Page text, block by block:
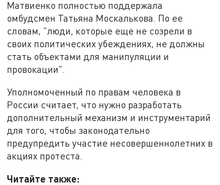
Матвиенко полностью поддержала
омбудсмен Татьяна Москалькова. По ее
словам, "люди, которые еще не созрели в
своих политических убеждениях, не должны
стать объектами для манипуляции и
провокации".
Уполномоченный по правам человека в
России считает, что нужно разработать
дополнительный механизм и инструментарий
для того, чтобы законодательно
предупредить участие несовершеннолетних в
акциях протеста.
Читайте также: